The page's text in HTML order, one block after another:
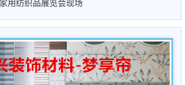
用纺织品展览会现场